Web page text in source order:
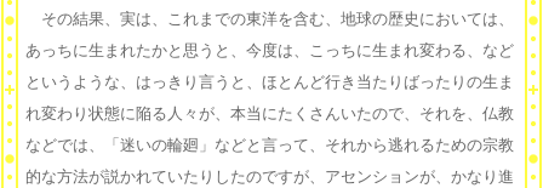
その結果、実は、これまでの東洋を含む、地球の歴史においては、
あっちに生まれたかと思うと、今度は、こっちに生まれ変わる、など
というような、はっきり言うと、ほとんど行き当たりばったりの生ま
れ変わり状態に陥る人々が、本当にたくさんいたので、それを、仏教
などでは、「迷いの輪廻」などと言って、それから逃れるための宗教
的な方法が説かれていたりしたのですが、アセンションが、かなり進